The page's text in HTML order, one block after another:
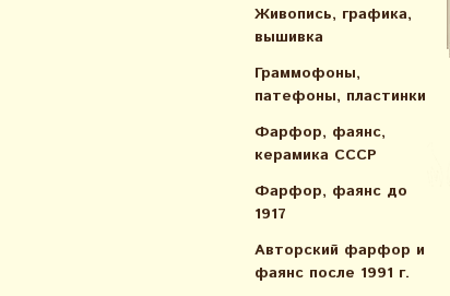
Живопись, графика,
вышивка
Граммофоны,
патефоны, пластинки
Фарфор, фаянс,
керамика СССР
Фарфор, фаянс до
1917
Авторский фарфор и
фаянс после 1991 г.